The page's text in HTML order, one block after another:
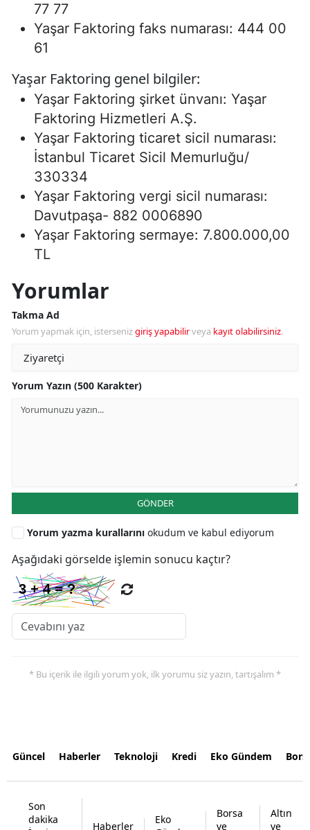
77 77
Yaşar Faktoring faks numarası: 444 00
61
Yaşar Faktoring genel bilgiler:
Yaşar Faktoring şirket ünvanı: Yaşar
Faktoring Hizmetleri A.Ş.
Yaşar Faktoring ticaret sicil numarası:
İstanbul Ticaret Sicil Memurluğu/
330334
Yaşar Faktoring vergi sicil numarası:
Davutpaşa- 882 0006890
Yaşar Faktoring sermaye: 7.800.000,00
TL
Yorumlar
Takma Ad
Yorum yapmak için, istersenizgiriş yapabilirveya kayıt olabilirsiniz.
Yorum Yazın (500 Karakter)
GÖNDER
Yorum yazma kurallarını okudum ve kabul ediyorum
Aşağıdaki görselde işlemin sonucu kaçtır?
* Bu içerik ile ilgili yorum yok, ilk yorumu siz yazın, tartışalım *
Güncel Haberler Teknoloji Kredi Eko Gündem
Son
dakika
Haberler
Eko
Borsa
ve
Altın
ve